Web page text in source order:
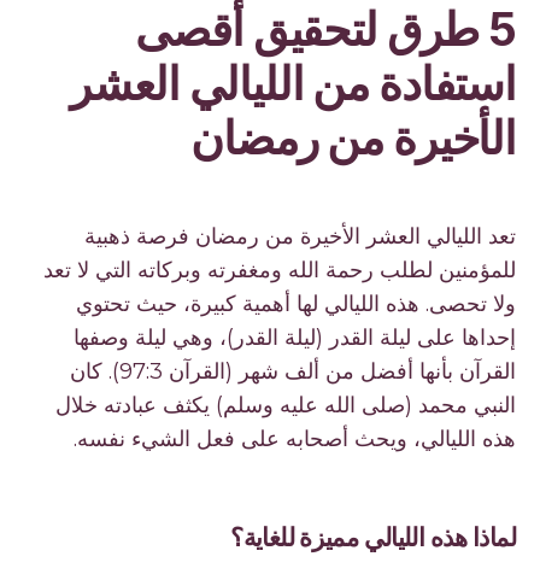
5 طرق لتحقيق أقصى
استفادة من الليالي العشر
الأخيرة من رمضان
تعد الليالي العشر الأخيرة من رمضان فرصة ذهبية
للمؤمنين لطلب رحمة الله ومغفرته وبركاته التي لا تعد
ولا تحصى. هذه الليالي لها أهمية كبيرة، حيث تحتوي
إحداها على ليلة القدر (ليلة القدر)، وهي ليلة وصفها
القرآن بأنها أفضل من ألف شهر (القرآن 97:3). كان
النبي محمد (صلى الله عليه وسلم) يكثف عبادته خلال
هذه الليالي، ويحث أصحابه على فعل الشيء نفسه.
لماذا هذه الليالي مميزة للغاية؟